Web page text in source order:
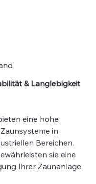
& Langlebigkeit
eine hohe
in
Bereichen.
sie eine
Ihrer Zaunanlage.